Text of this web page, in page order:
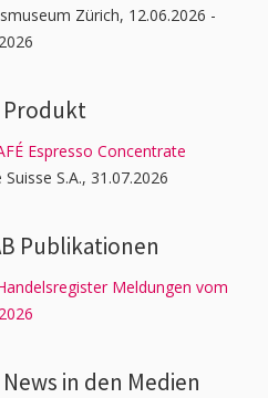
Zürich, 12.06.2026 -
Produkt
Espresso Concentrate
S.A., 31.07.2026
Publi­kati­onen
Meldungen vom
in den Medien